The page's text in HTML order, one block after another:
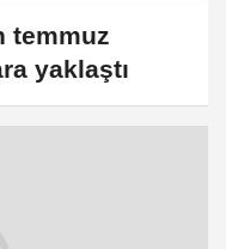
temmuz
yaklaştı